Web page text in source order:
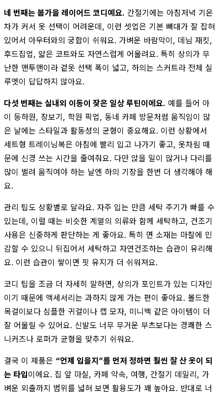
네 번째는 봄가을 레이어드 코디예요. 간절기에는 아침저녁 기온
차가 커서 옷 선택이 어려운데, 이런 셋업은 기본 뼈대가 잘 잡혀
있어서 아우터와의 궁합이 쉬워요. 가벼운 바람막이, 데님 재킷,
후드집업, 얇은 코트와도 자연스럽게 어울려요. 특히 상의가 무
난한 맨투맨이라 겉옷 선택 폭이 넓고, 하의는 스커트라 전체 실
루엣이 답답하지 않아요.
다섯 번째는 실내외 이동이 잦은 일상 루틴이에요. 예를 들어 아
이 등하원, 장보기, 학원 픽업, 동네 카페 방문처럼 움직임이 많
은 날에는 스타일과 활동성의 균형이 중요해요. 이런 상황에서
세트형 트레이닝복은 아침에 빨리 입고 나가기 좋고, 옷차림 때
문에 신경 쓰는 시간을 줄여줘요. 다만 앉을 일이 많거나 다리를
많이 벌려 움직여야 하는 날엔 하의 기장을 한번 더 생각해야 해
요.
관리 팁도 상황별로 달라요. 자주 입는 만큼 세탁 주기가 빠를 수
있는데, 이럴 때는 비슷한 계열의 의류와 함께 세탁하고, 건조기
사용은 신중하게 판단하는 게 좋아요. 특히 면 소재는 마찰에 민
감할 수 있으니 뒤집어서 세탁하고 자연건조하는 습관이 유리해
요. 이런 습관이 쌓이면 핏 유지가 더 쉬워져요.
코디 팁을 조금 더 자세히 말하면, 상의가 포인트가 있는 디자인
이기 때문에 액세서리는 과하지 않게 가는 편이 좋아요. 볼드한
목걸이보다 심플한 귀걸이나 캡 모자, 미니백 같은 아이템이 더
잘 어울릴 수 있어요. 신발도 너무 무거운 부츠보다는 경쾌한 스
니커즈나 로퍼가 균형을 맞추기 쉬워요.
결국 이 제품은 “언제 입을지”를 먼저 정하면 훨씬 잘 산 옷이 되
는 타입이에요. 집 앞 마실, 카페 약속, 여행, 간절기 데일리, 가
벼운 외출까지 범위를 넓혀 보면 활용도가 꽤 높아요. 반대로 너